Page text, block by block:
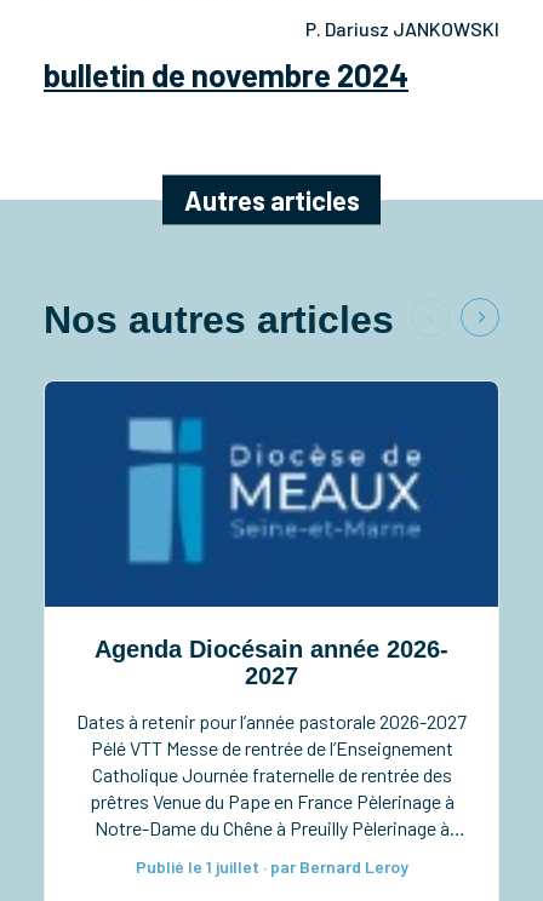
P. Dariusz JANKOWSKI
bulletin de novembre 2024
Autres articles
Nos autres articles
Agenda Diocésain année 2026-
2027
Dates à retenir pour l’année pastorale 2026-2027
Pélé VTT Messe de rentrée de l’Enseignement
Catholique Journée fraternelle de rentrée des
prêtres Venue du Pape en France Pèlerinage à
Notre-Dame du Chêne à Preuilly Pèlerinage à
diaconales à la cathédrale Taizé pour les lycéens
Publié le 1 juillet · par Bernard Leroy